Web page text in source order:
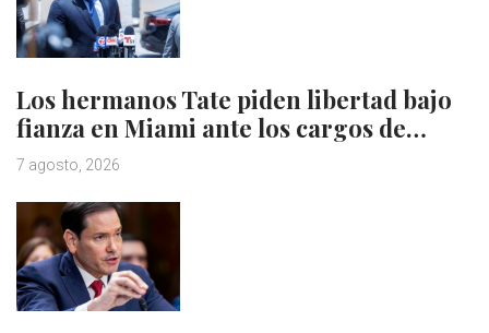
Los hermanos Tate piden libertad bajo
fianza en Miami ante los cargos de…
7 agosto, 2026